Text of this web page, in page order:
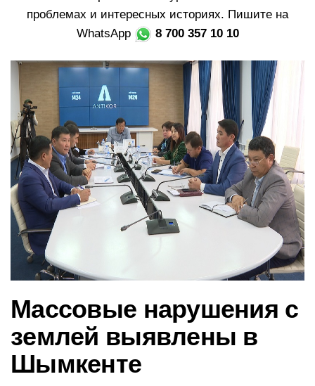
ю
проблемах и интересных историях. Пишите на
WhatsApp
8 700 357 10 10
Массовые нарушения с
землей выявлены в
Шымкенте